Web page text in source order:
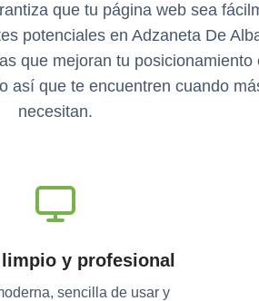
que tu página web sea
potenciales en Adzaneta De
que mejoran tu posicionamiento
así que te encuentren cuando
necesitan.
y profesional
sencilla de usar y